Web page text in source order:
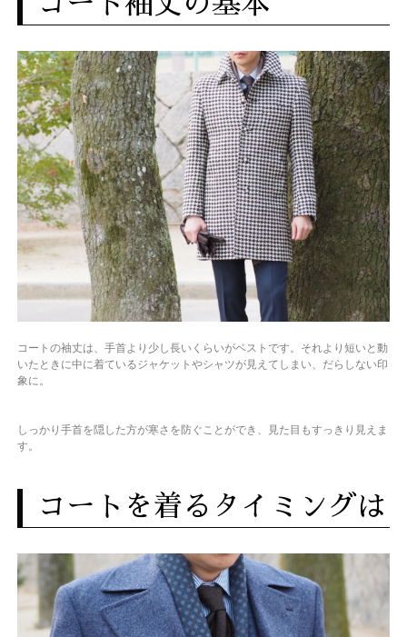
コートの袖丈は、手首より少し長いくらいがベストです。それより短いと動
いたときに中に着ているジャケットやシャツが見えてしまい、だらしない印
象に。
しっかり手首を隠した方が寒さを防ぐことができ、見た目もすっきり見えま
す。
コートを着るタイミングは